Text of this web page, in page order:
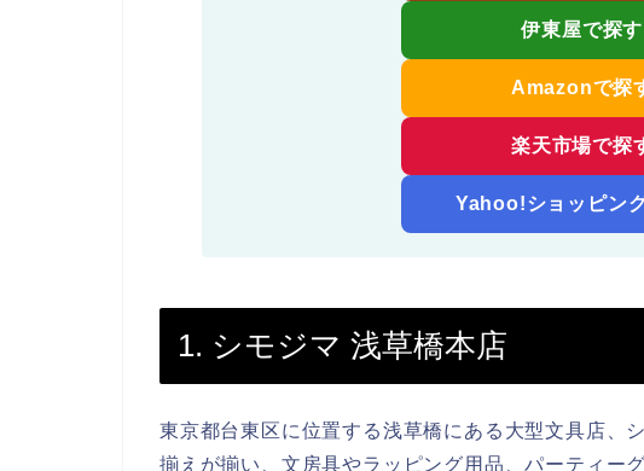
伊東屋で探す
Amazonで探
楽天市場で探
Yahoo!ショッピン
1. シモジマ 浅草橋本店
東京都台東区に位置する浅草橋にある大型文具店、
揃えが揃い、文房具やラッピング用品、パーティー